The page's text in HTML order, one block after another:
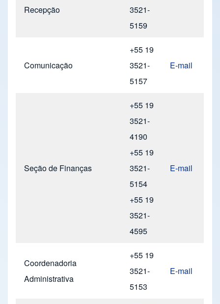
Recepção
3521-
5159
Comunicação
+55 19
3521-
5157
E-mail
Seção de Finanças
+55 19
3521-
4190
+55 19
3521-
5154
+55 19
3521-
4595
E-mail
Coordenadoria
Administrativa
+55 19
3521-
5153
E-mail